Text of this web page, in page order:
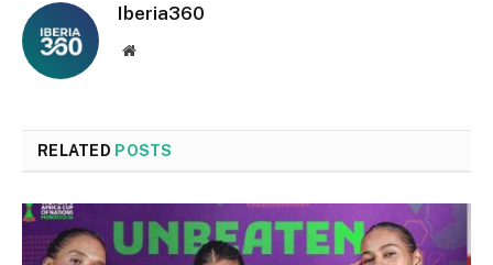
Iberia360
Website
RELATED POSTS